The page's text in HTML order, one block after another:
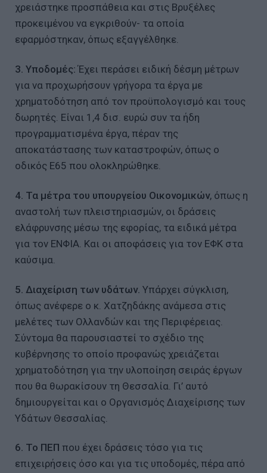
χρειάστηκε προσπάθεια και στις Βρυξέλες
προκειμένου να εγκριθούν- τα οποία
εφαρμόστηκαν, όπως εξαγγέλθηκε.
3. Υποδομές: Έχει περάσει ειδική δέσμη μέτρων
για να προχωρήσουν γρήγορα τα έργα με
χρηματοδότηση από τον προϋπολογισμό και τους
δωρητές. Είναι 1,4 δισ. ευρώ συν τα ήδη
προγραμματισμένα έργα, πέραν της
αποκατάστασης των καταστροφών, όπως ο
οδικός Ε65 που ολοκληρώθηκε.
4. Τα μέτρα του υπουργείου Οικονομικών, όπως η
αναστολή των πλειστηριασμών, οι δράσεις
ελάφρυνσης μέσω της εφορίας, τα ειδικά μέτρα
για τον ΕΝΦΙΑ. Και οι αποφάσεις για τον ΕΦΚ στα
καύσιμα.
5. Διαχείριση των υδάτων. Υπάρχει σύγκλιση,
όπως ανέφερε ο κ. Χατζηδάκης ανάμεσα στις
μελέτες των Ολλανδών και της Περιφέρειας.
Σύντομα θα παρουσιαστεί το σχέδιο της
κυβέρνησης το οποίο προφανώς χρειάζεται
χρηματοδότηση για την υλοποίηση σειράς έργων
που θα θωρακίσουν τη Θεσσαλία. Γι’ αυτό
δημιουργείται και ο Οργανισμός Διαχείρισης των
Υδάτων Θεσσαλίας.
6. Το ΠΕΠ που έχει δράσεις τόσο για τις
επιχειρήσεις όσο και για τις υποδομές, πέρα από